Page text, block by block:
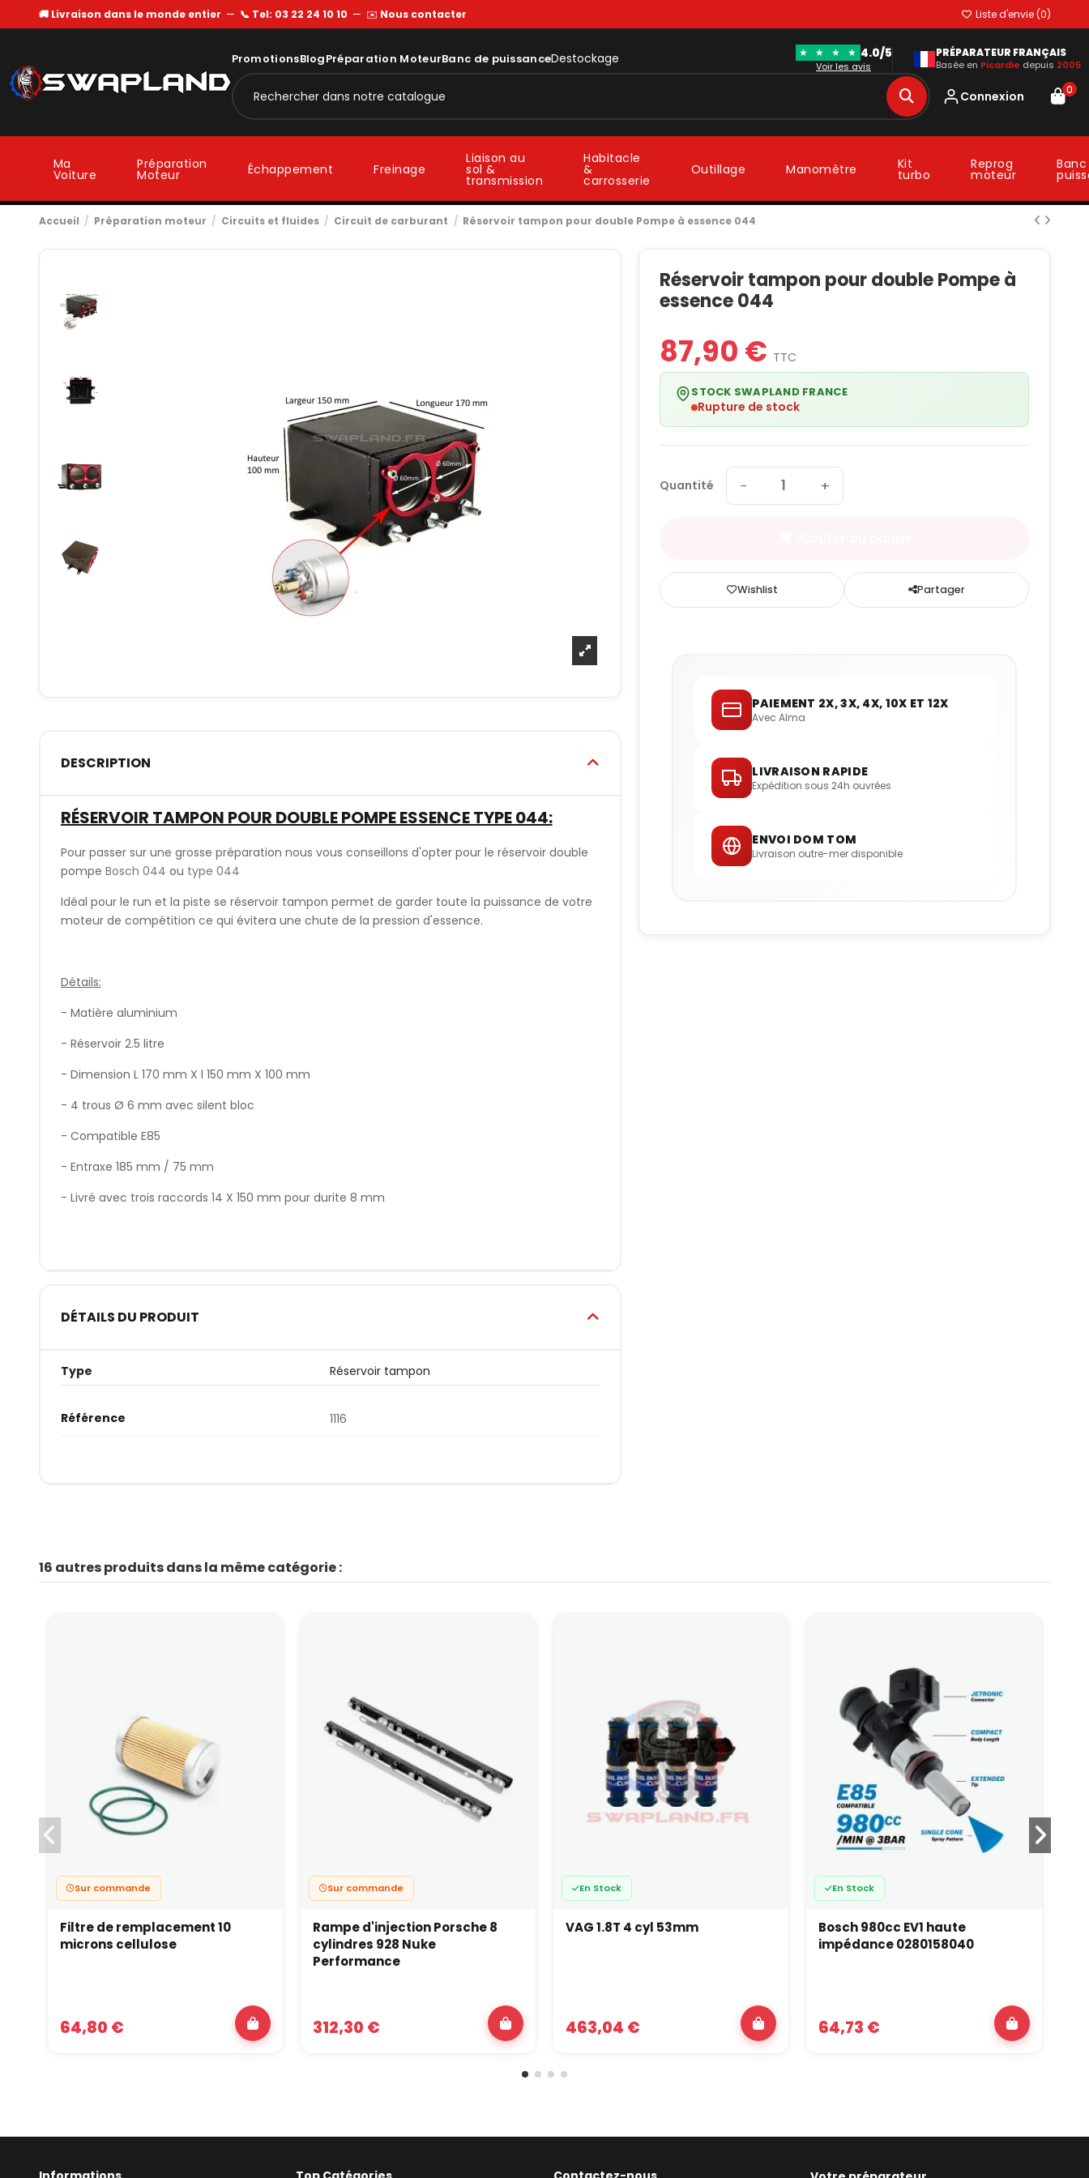
🚚 Livraison dans le monde entier — 📞 Tel: 03 22 24 10 10 — ✉️ Nous contacter Liste d'envie (0)
PromotionsBlogPréparation MoteurBanc de puissanceDestockage ★ ★ ★ ★ 4.0/5
Voir les avis
PRÉPARATEUR FRANÇAIS
Basée en Picardie depuis 2005
Connexion 0
Ma
Voiture
Préparation
Moteur Échappement Freinage
Liaison au
sol &
transmission
Habitacle
&
carrosserie
Outillage Manomètre Kit
turbo
Reprog
moteur
Accueil Préparation moteur Circuits et fluides Circuit de carburant Réservoir tampon pour double Pompe à essence 044
DESCRIPTION
RÉSERVOIR TAMPON POUR DOUBLE POMPE ESSENCE TYPE 044:
Pour passer sur une grosse préparation nous vous conseillons d'opter pour le réservoir double
pompe Bosch 044 ou type 044
Idéal pour le run et la piste se réservoir tampon permet de garder toute la puissance de votre
moteur de compétition ce qui évitera une chute de la pression d'essence.
Détails:
- Matière aluminium
- Réservoir 2.5 litre
- Dimension L 170 mm X l 150 mm X 100 mm
- 4 trous Ø 6 mm avec silent bloc
- Compatible E85
- Entraxe 185 mm / 75 mm
- Livré avec trois raccords 14 X 150 mm pour durite 8 mm
DÉTAILS DU PRODUIT
Type Réservoir tampon
Référence 1116
Réservoir tampon pour double Pompe à
essence 044
87,90 € TTC
STOCK SWAPLAND FRANCE
Rupture de stock
Quantité − +
Wishlist Partager
PAIEMENT 2X, 3X, 4X, 10X ET 12X
Avec Alma
LIVRAISON RAPIDE
Expédition sous 24h ouvrées
ENVOI DOM TOM
Livraison outre-mer disponible
16 autres produits dans la même catégorie :
Sur commande
Filtre de remplacement 10
microns cellulose
64,80 €
Sur commande
Rampe d'injection Porsche 8
cylindres 928 Nuke
Performance
312,30 €
En Stock
VAG 1.8T 4 cyl 53mm
463,04 €
En Stock
Bosch 980cc EV1 haute
impédance 0280158040
64,73 €